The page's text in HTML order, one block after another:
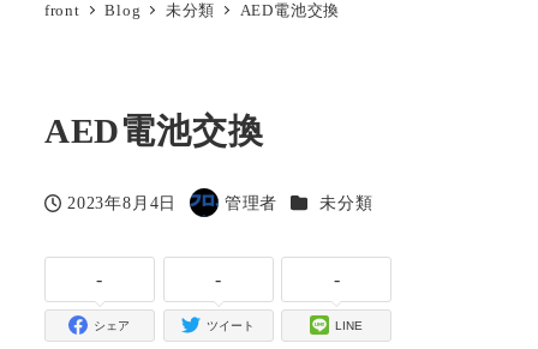
front Blog 未分類 AED電池交換
AED電池交換
投稿日
2023年8月4日
著
管理者 カテゴリー
未分類
-
シェア
-
ツイート
-
LINE